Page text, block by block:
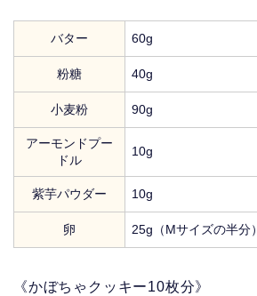
バター 60g
粉糖 40g
小麦粉 90g
アーモンドプー
ドル
10g
紫芋パウダー 10g
卵 25g（Mサイズの半分）
《かぼちゃクッキー10枚分》